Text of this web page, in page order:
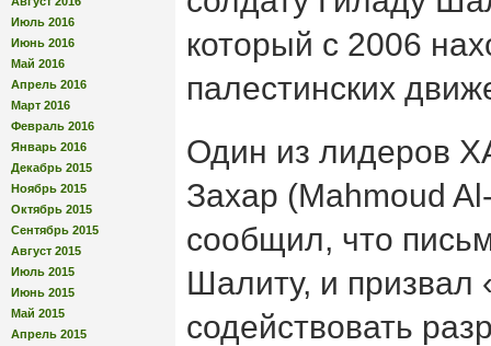
Июль 2016
Июнь 2016
Май 2016
Апрель 2016
Март 2016
Февраль 2016
Январь 2016
Декабрь 2015
Ноябрь 2015
Октябрь 2015
Сентябрь 2015
Август 2015
Июль 2015
Июнь 2015
Май 2015
Апрель 2015
который с 2006
палестинских
Один из лидеров
Захар (Mahmoud
сообщил, что
Шалиту, и призвал
содействовать